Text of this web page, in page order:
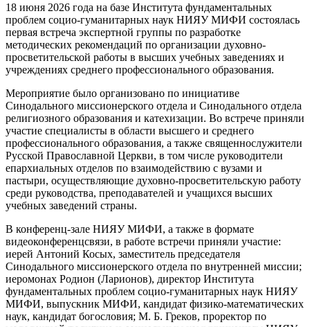
18 июня 2026 года на базе Института фундаментальных
проблем социо-гуманитарных наук НИЯУ МИФИ состоялась
первая встреча экспертной группы по разработке
методических рекомендаций по организации духовно-
просветительской работы в высших учебных заведениях и
учреждениях среднего профессионального образования.
Мероприятие было организовано по инициативе
Синодального миссионерского отдела и Синодального отдела
религиозного образования и катехизации. Во встрече приняли
участие специалисты в области высшего и среднего
профессионального образования, а также священнослужители
Русской Православной Церкви, в том числе руководители
епархиальных отделов по взаимодействию с вузами и
пастыри, осуществляющие духовно-просветительскую работу
среди руководства, преподавателей и учащихся высших
учебных заведений страны.
В конференц-зале НИЯУ МИФИ, а также в формате
видеоконференцсвязи, в работе встречи приняли участие:
иерей Антоний Косых, заместитель председателя
Синодального миссионерского отдела по внутренней миссии;
иеромонах Родион (Ларионов), директор Института
фундаментальных проблем социо-гуманитарных наук НИЯУ
МИФИ, выпускник МИФИ, кандидат физико-математических
наук, кандидат богословия; М. Б. Греков, проректор по